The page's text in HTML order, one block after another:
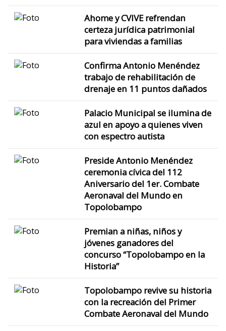
Ahome y CVIVE refrendan
certeza jurídica patrimonial
para viviendas a familias
Confirma Antonio Menéndez
trabajo de rehabilitación de
drenaje en 11 puntos dañados
Palacio Municipal se ilumina de
azul en apoyo a quienes viven
con espectro autista
Preside Antonio Menéndez
ceremonia cívica del 112
Aniversario del 1er. Combate
Aeronaval del Mundo en
Topolobampo
Premian a niñas, niños y
jóvenes ganadores del
concurso “Topolobampo en la
Historia”
Topolobampo revive su historia
con la recreación del Primer
Combate Aeronaval del Mundo